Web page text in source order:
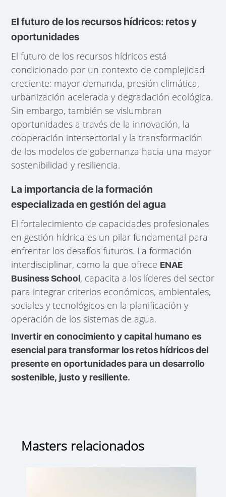
El futuro de los recursos hídricos: retos y
oportunidades
El futuro de los recursos hídricos está
condicionado por un contexto de complejidad
creciente: mayor demanda, presión climática,
urbanización acelerada y degradación ecológica.
Sin embargo, también se vislumbran
oportunidades a través de la innovación, la
cooperación intersectorial y la transformación
de los modelos de gobernanza hacia una mayor
sostenibilidad y resiliencia.
La importancia de la formación
especializada en gestión del agua
El fortalecimiento de capacidades profesionales
en gestión hídrica es un pilar fundamental para
enfrentar los desafíos futuros. La formación
interdisciplinar, como la que ofrece ENAE
Business School, capacita a los líderes del sector
para integrar criterios económicos, ambientales,
sociales y tecnológicos en la planificación y
operación de los sistemas de agua.
Invertir en conocimiento y capital humano es
esencial para transformar los retos hídricos del
presente en oportunidades para un desarrollo
sostenible, justo y resiliente.
Masters relacionados